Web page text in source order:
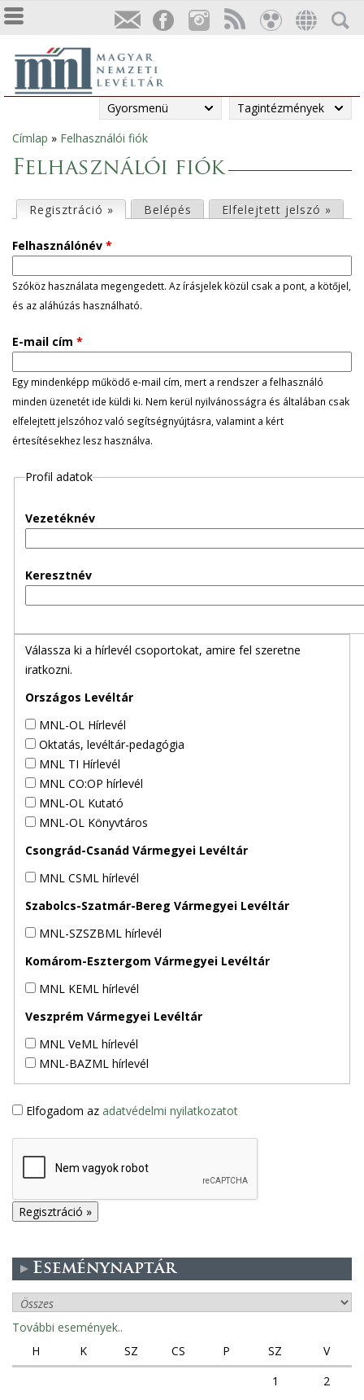
Gyorsmenü Tagintézmények
Jelenlegi
hely
Címlap » Felhasználói fiók
Felhasználói fiók
l
s
ő
d
l
e
g
e
Regisztráció » (aktív fül)
Belépés Elfelejtett jelszó »
Felhasználónév *
Szóköz használata megengedett. Az írásjelek közül csak a pont, a kötőjel,
és az aláhúzás használható.
E-mail cím *
Egy mindenképp működő e-mail cím, mert a rendszer a felhasználó
minden üzenetét ide küldi ki. Nem kerül nyilvánosságra és általában csak
elfelejtett jelszóhoz való segítségnyújtásra, valamint a kért
értesítésekhez lesz használva.
Profil adatok
Vezetéknév
Keresztnév
Válassza ki a hírlevél csoportokat, amire fel szeretne
iratkozni.
Országos Levéltár
MNL-OL Hírlevél
Oktatás, levéltár-pedagógia
MNL TI Hírlevél
MNL CO:OP hírlevél
MNL-OL Kutató
MNL-OL Könyvtáros
Csongrád-Csanád Vármegyei Levéltár
MNL CSML hírlevél
Szabolcs-Szatmár-Bereg Vármegyei Levéltár
MNL-SZSZBML hírlevél
Komárom-Esztergom Vármegyei Levéltár
MNL KEML hírlevél
Veszprém Vármegyei Levéltár
MNL VeML hírlevél
MNL-BAZML hírlevél
Elfogadom az adatvédelmi nyilatkozatot
Eseménynaptár
További események..
H
K SZ CS P SZ
V
1
2